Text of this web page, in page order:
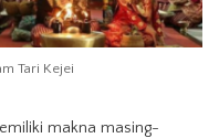
Tari Kejei
makna masing-